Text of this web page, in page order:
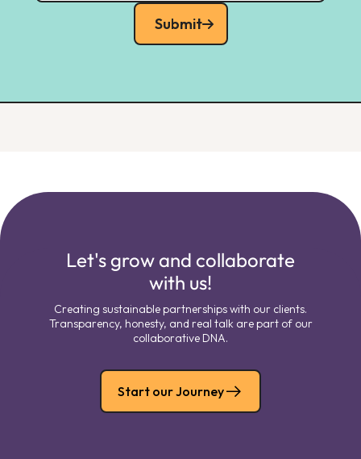
Submit
Let's grow and collaborate
with us!
Creating sustainable partnerships with our clients.
Transparency, honesty, and real talk are part of our
collaborative DNA.
Start our Journey